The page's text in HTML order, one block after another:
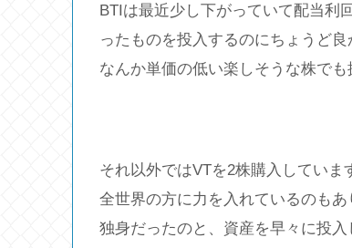
BTIは最近少し下がっていて配当利
ったものを投入するのにちょうど
なんか単価の低い楽しそうな株でも
それ以外ではVTを2株購入してい
全世界の方に力を入れているのも
独身だったのと、資産を早々に投